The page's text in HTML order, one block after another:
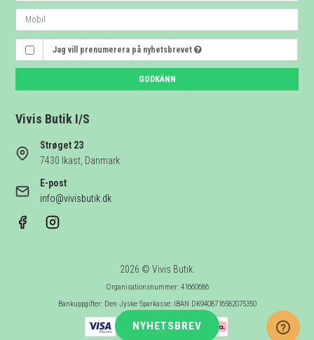
Jag vill prenumerera på nyhetsbrevet
GODKÄNN
Vivis Butik I/S
Strøget 23
7430 Ikast, Danmark
E-post
info@vivisbutik.dk
2026 © Vivis Butik.
Organisationsnummer: 41660686
Bankuppgifter: Den Jyske Sparkasse: IBAN DK9408716582075350
NYHETSBREV